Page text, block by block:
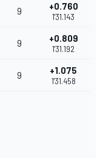
9 +0.760
1'31.143
9 +0.809
1'31.192
9 +1.075
1'31.458